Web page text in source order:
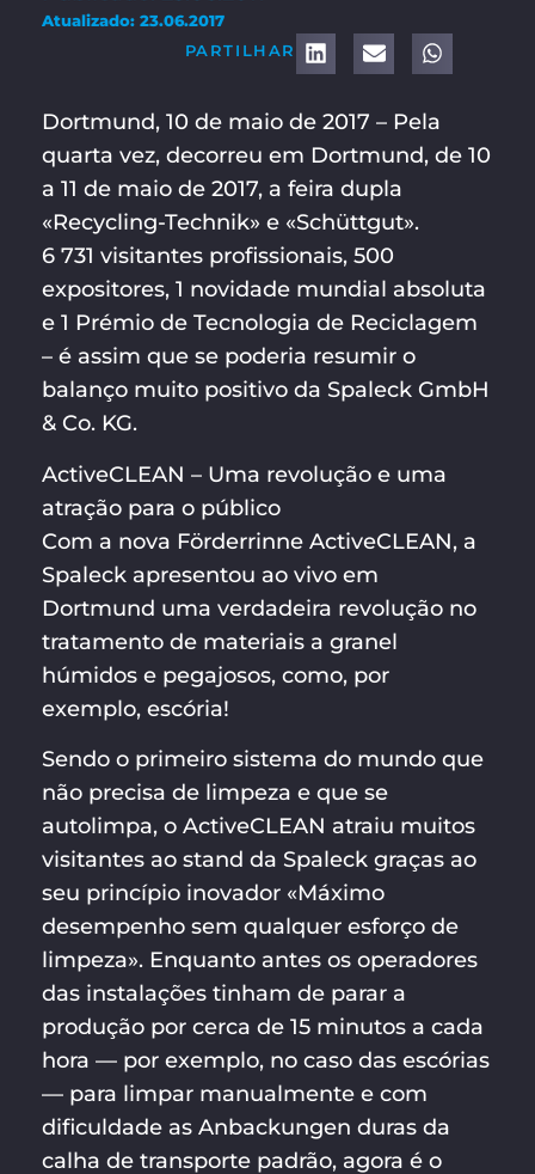
Atualizado: 23.06.2017
PARTILHAR
Dortmund, 10 de maio de 2017 – Pela
quarta vez, decorreu em Dortmund, de 10
a 11 de maio de 2017, a feira dupla
«Recycling-Technik» e «Schüttgut».
6 731 visitantes profissionais, 500
expositores, 1 novidade mundial absoluta
e 1 Prémio de Tecnologia de Reciclagem
– é assim que se poderia resumir o
balanço muito positivo da Spaleck GmbH
& Co. KG.
ActiveCLEAN – Uma revolução e uma
atração para o público
Com a nova Förderrinne ActiveCLEAN, a
Spaleck apresentou ao vivo em
Dortmund uma verdadeira revolução no
tratamento de materiais a granel
húmidos e pegajosos, como, por
exemplo, escória!
Sendo o primeiro sistema do mundo que
não precisa de limpeza e que se
autolimpa, o ActiveCLEAN atraiu muitos
visitantes ao stand da Spaleck graças ao
seu princípio inovador «Máximo
desempenho sem qualquer esforço de
limpeza». Enquanto antes os operadores
das instalações tinham de parar a
produção por cerca de 15 minutos a cada
hora — por exemplo, no caso das escórias
— para limpar manualmente e com
dificuldade as Anbackungen duras da
calha de transporte padrão, agora é o